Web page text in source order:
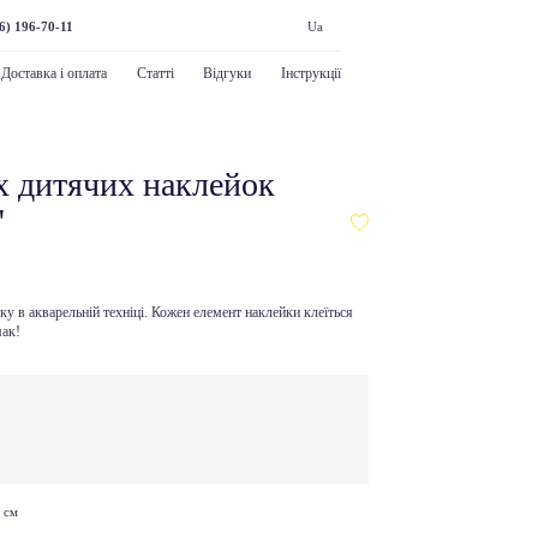
196-70-11 Ua
Доставка і оплата Статті Відгуки Інструкції
дитячих наклейок
акварельній техніці. Кожен елемент наклейки клеїться
см